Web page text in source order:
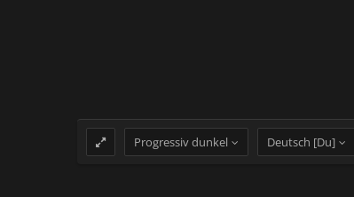
Progressiv dunkel Deutsch [Du]